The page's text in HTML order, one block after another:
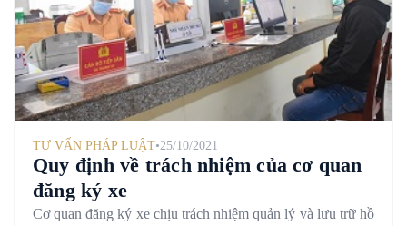
TƯ VẤN PHÁP LUẬT•25/10/2021
Quy định về trách nhiệm của cơ quan
đăng ký xe
Cơ quan đăng ký xe chịu trách nhiệm quản lý và lưu trữ hồ